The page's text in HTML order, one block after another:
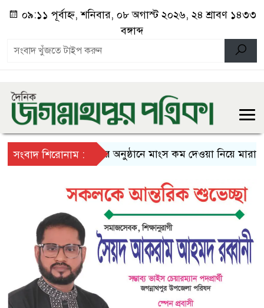
০৯:১১ পূর্বাহ্ন, শনিবার, ০৮ অগাস্ট ২০২৬, ২৪ শ্রাবণ ১৪৩৩
বঙ্গাব্দ
সংবাদ শিরোনাম :বিয়ের অনুষ্ঠানে মাংস কম দেওয়া নিয়ে মারামারি,